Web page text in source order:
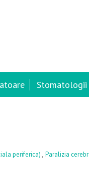
Stomatologii
periferica) , Paralizia